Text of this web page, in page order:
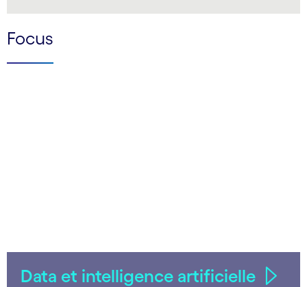
Focus
Data et intelligence artificielle